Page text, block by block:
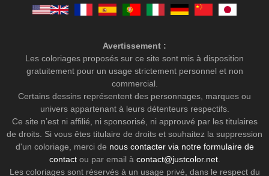
Avertissement :
Les coloriages proposés sur ce site sont mis à disposition
gratuitement pour un usage strictement personnel et non
commercial.
Certains dessins représentent des personnages, marques ou
univers appartenant à leurs détenteurs respectifs.
Ce site n’est ni affilié, ni sponsorisé, ni approuvé par les titulaires
de droits. Si vous êtes titulaire de droits et souhaitez la suppression
d'un coloriage, merci de nous contacter via notre formulaire de
contactou par email à contact@justcolor.net.
Les coloriages sont réservés à un usage privé, dans le respect du